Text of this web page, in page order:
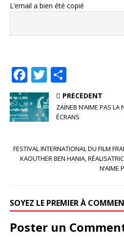
L’email a bien été copié
F
a
c
e
o
T
w
it
te
ar
ta
g
r
PRÉCÉDENT
ZAÏNEB N’AIME PAS LA
ÉCRANS
FESTIVAL INTERNATIONAL DU FILM
KAOUTHER BEN HANIA,
N’AIME
SOYEZ LE PREMIER À
Poster un